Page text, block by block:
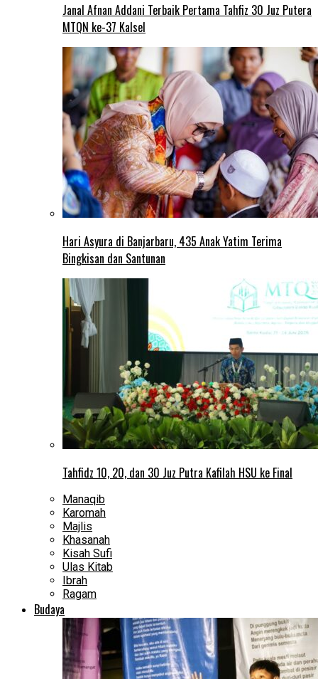
Janal Afnan Addani Terbaik Pertama Tahfiz 30 Juz Putera
MTQN ke-37 Kalsel
Hari Asyura di Banjarbaru, 435 Anak Yatim Terima
Bingkisan dan Santunan
Tahfidz 10, 20, dan 30 Juz Putra Kafilah HSU ke Final
Manaqib
Karomah
Majlis
Khasanah
Kisah Sufi
Ulas Kitab
Ibrah
Ragam
Budaya